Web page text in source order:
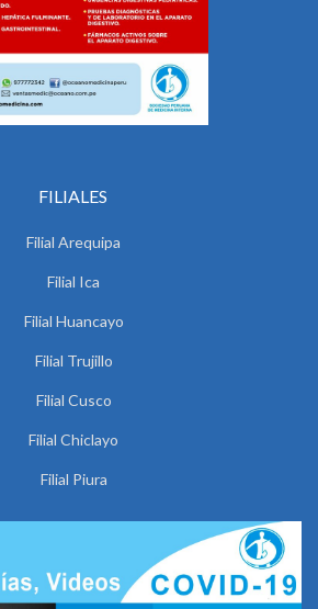
FILIALES
Filial Arequipa
Filial Ica
Filial Huancayo
Filial Trujillo
Filial Cusco
Filial Chiclayo
Filial Piura